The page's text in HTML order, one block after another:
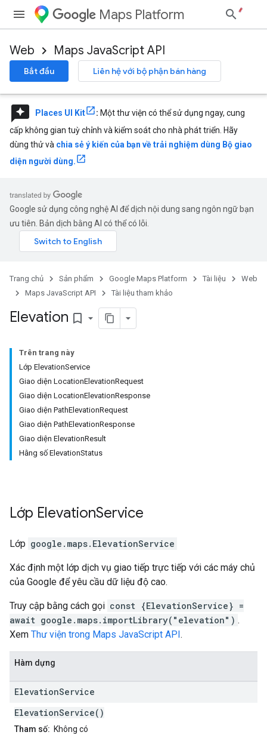
Maps Platform
Web Maps JavaScript API
Bắt đầu Liên hệ với bộ phận bán hàng
reviews Places UI Kit : Một thư viện có thể sử dụng ngay, cung
cấp không gian tuỳ chỉnh và kiểm soát cho nhà phát triển. Hãy
dùng thử và chia sẻ ý kiến của bạn về trải nghiệm dùng Bộ giao
diện người dùng.
Google sử dụng công nghệ AI để dịch nội dung sang ngôn ngữ bạn
ưu tiên. Bản dịch bằng AI có thể có lỗi.
Trang chủ Sản phẩm Google Maps Platform Tài liệu
Web
Maps JavaScript API
Tài liệu tham khảo
Elevation bookmark_border
Trên trang này
Lớp ElevationService
Giao diện LocationElevationRequest
Giao diện LocationElevationResponse
Giao diện PathElevationRequest
Giao diện PathElevationResponse
Giao diện ElevationResult
Hằng số ElevationStatus
Lớp ElevationService
Lớp google.maps. ElevationService
Xác định một lớp dịch vụ giao tiếp trực tiếp với các máy chủ
của Google để yêu cầu dữ liệu độ cao.
Truy cập bằng cách gọi const {ElevationService} =
await google.maps.importLibrary("elevation") .
Xem Thư viện trong Maps JavaScript API .
Hàm dựng
ElevationService
ElevationService()
Tham số: Không có